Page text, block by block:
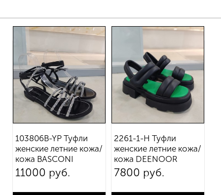
Цена
от
до
Размер
35 37
103806B-YP Туфли
женские летние кожа/
кожа BASCONI
11 000 руб.
2261-1-H Туфли
женские летние кожа/
кожа DEENOOR
7 800 руб.